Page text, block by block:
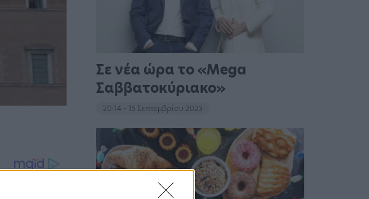
Σε νέα ώρα το «Mega
Σαββατοκύριακο»
20:14 - 15 Σεπτεμβρίου 2023